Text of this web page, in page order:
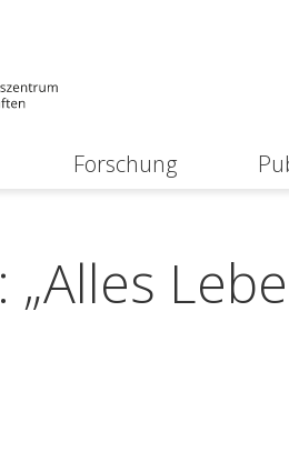
Forschung
„Alles